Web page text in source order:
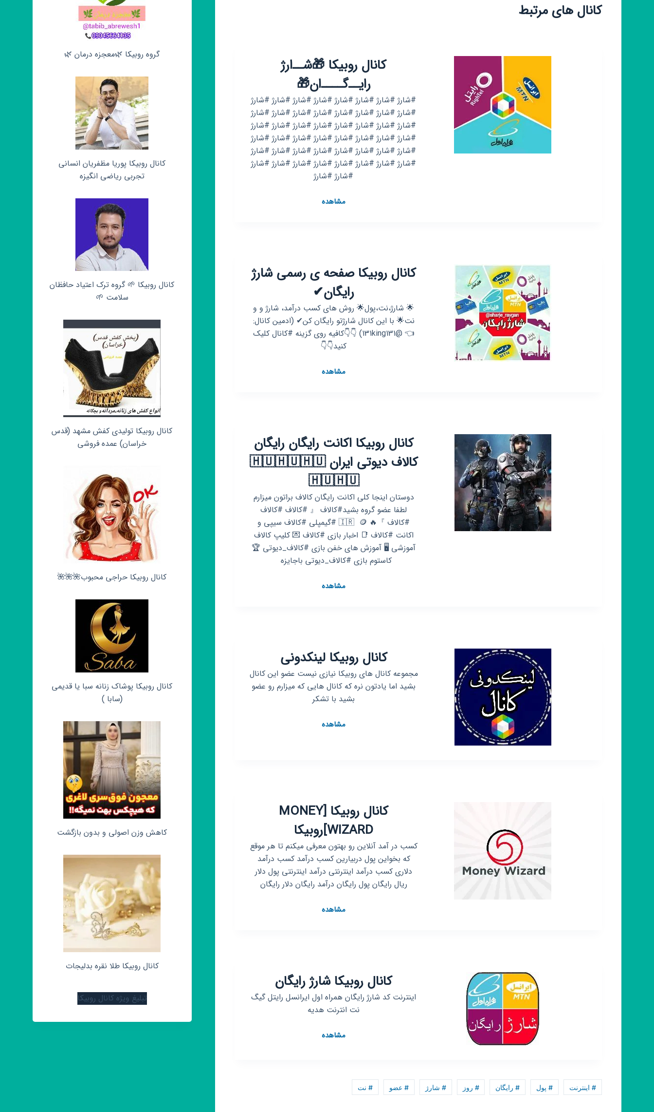
کانال های مرتبط
کانال روبیکا 🎁‍‌ش‍‌‍‍‍‌‍‌ــ‍‌ار‍‌ژ
رای‍ــ‍‌گ‍‌ــــ‍‌ان🎁
#شارژ #شارژ #شارژ #شارژ #شارژ #شارژ #شارژ #شارژ
#شارژ #شارژ #شارژ #شارژ #شارژ #شارژ #شارژ #شارژ
#شارژ #شارژ #شارژ #شارژ #شارژ #شارژ #شارژ #شارژ
#شارژ #شارژ #شارژ #شارژ #شارژ #شارژ #شارژ #شارژ
#شارژ #شارژ #شارژ #شارژ #شارژ #شارژ #شارژ #شارژ
#شارژ #شارژ #شارژ #شارژ #شارژ #شارژ #شارژ #شارژ
#شارژ #شارژ
مشاهدهکانال
کانال روبیکا صفحه ی رسمی شارژ
رایگان✔
🌟 شارژ،نت،پول🌟 روش های کسب درآمد، شارژ و و
نت🌟 با این کانال شارژتو رایگان کن✔ (ادمین کانال:
👈 @131king131) 👇👇کافیه روی گزینه #کانال کلیک
کنید👇👇
مشاهدهکانال
رایگان✔
کانال روبیکا اکانت رایگان رایگان
کالاف دیوتی ایران 🇭🇺🇭🇺🇭🇺
🇭🇺🇭🇺
دوستان اینجا کلی اکانت رایگان کالاف براتون میزارم
لطفا عضو گروه بشید#کالاف 『 #کالاف #کالاف
#کالاف 』🔥 🇮🇷 ‌ 🪙 #گیمپلی #کالاف سیپی و
اکانت #کالاف 📑 اخبار بازی #کالاف 💌 کلیپ کالاف
آموزشی 🖥 آموزش های خفن بازی‌ #کالاف_دیوتی 🏆
کاستوم بازی #کالاف_دیوتی باجایزه ‌ ‌
مشاهدهکانال
دیوتی
ایران
🇭🇺
🇭🇺
🇭🇺
🇭🇺
کانال روبیکا لینکدونی
مجموعه کانال های روبیکا نیازی نیست عضو این کانال
بشید اما یادتون نره که کانال هایی که میزارم رو عضو
بشید با تشکر
مشاهدهکانال
کانال روبیکا [MONEY
WIZARD]روبیکا
کسب در آمد آنلاین رو بهتون معرفی میکنم تا هر موقع
که بخواین پول دربیارین کسب درآمد کسب درآمد
دلاری کسب درآمد اینترنتی درآمد اینترنتی پول دلار
ریال رایگان پول رایگان درآمد رایگان دلار رایگان
مشاهدهکانال
کانال روبیکا شارژ رایگان
اینترنت کد شارژ رایگان همراه اول ایرانسل رایتل گیگ
نت انترنت هدیه
مشاهدهکانال
# اینترنت # پول # رایگان # روز # شارژ # عضو # نت
گروه روبیکا 🌿معجزه درمان 🌿
کانال روبیکا پوریا مظفریان انسانی
تجربی ریاضی انگیزه
کانال روبیکا 🌱 گروه ترک اعتیاد حافظان
سلامت 🌱
کانال روبیکا تولیدی کفش مشهد (قدس
خراسان) عمده فروشی
کانال روبیکا حراجی محبوب🌺🌺🌺
کانال روبیکا پوشاک زنانه سبا یا قدیمی
(سابا )
کاهش وزن اصولی و بدون بازگشت
کانال روبیکا طلا نقره بدلیجات
تبلیغ ویژه کانال روبیکا